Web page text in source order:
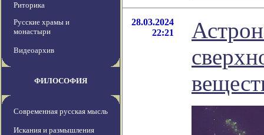
Риторика
Русские храмы и
монастыри
Видеоархив
ФИЛОСОФИЯ
Современная русская мысль
Искания и размышления
28.03.2024
22:21